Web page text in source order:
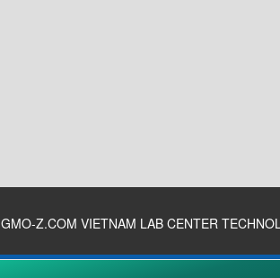
GMO-Z.COM VIETNAM LAB CENTER